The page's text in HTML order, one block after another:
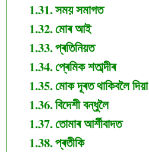
সময় সমাগত
মোৰ আই
প্ৰতিনিয়ত
প্ৰেমিক শতাব্দীৰ
মোক দূৰত থাকিবলৈ দিয়া
বিদেশী বন্ধুলৈ
তোমাৰ আৰ্শীবাদত
প্ৰতীকি